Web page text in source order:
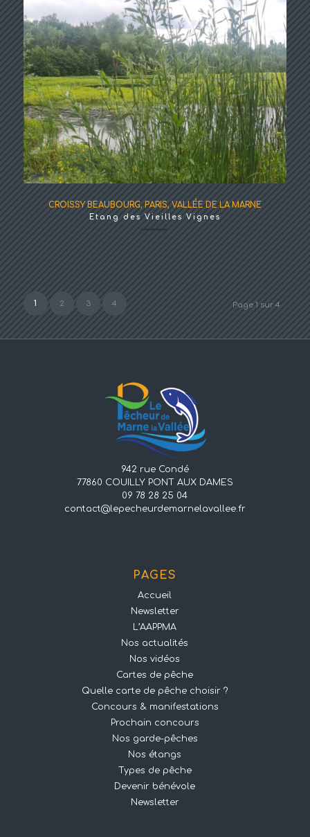
CROISSY BEAUBOURG, PARIS, VALLÉE DE LA MARNE
Etang des Vieilles Vignes
Page 1 sur 4
1 2 3 4
942 rue Condé
77860 COUILLY PONT AUX DAMES
09 78 28 25 04
contact@lepecheurdemarnelavallee.fr
PAGES
Accueil
Newsletter
L’AAPPMA
Nos actualités
Nos vidéos
Cartes de pêche
Quelle carte de pêche choisir ?
Concours & manifestations
Prochain concours
Nos garde-pêches
Nos étangs
Types de pêche
Devenir bénévole
Newsletter